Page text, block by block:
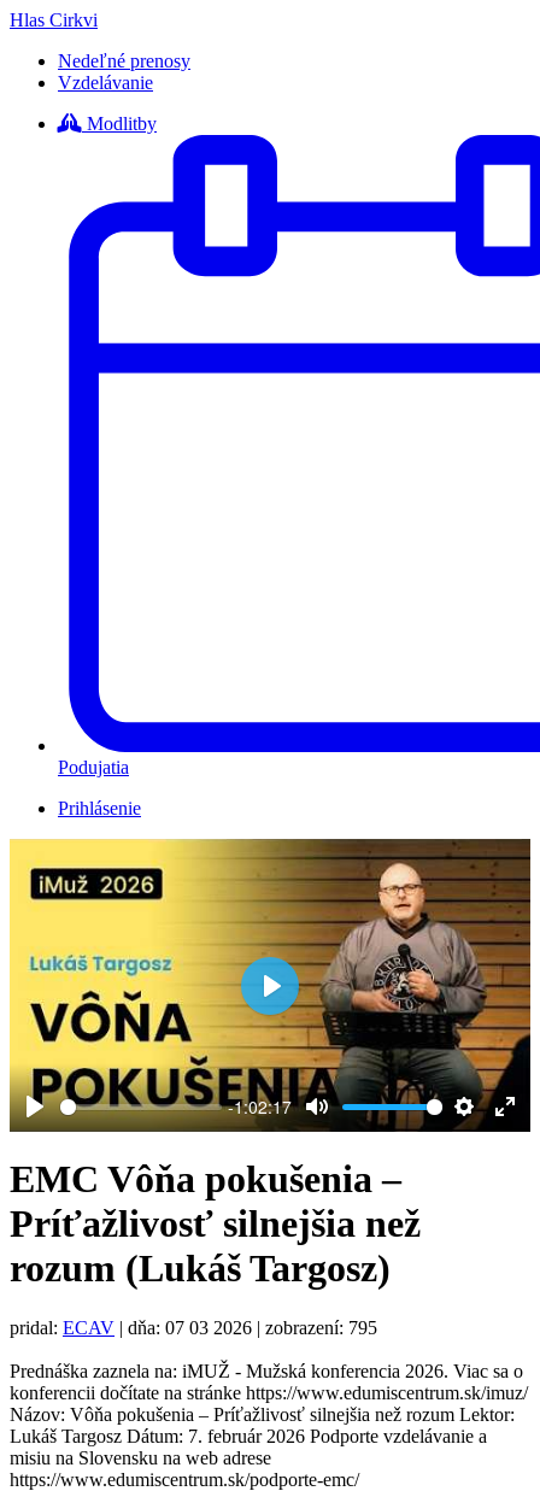
Hlas Cirkvi
Nedeľné prenosy
Vzdelávanie
Modlitby
Podujatia
Prihlásenie
Play
-1:02:17
Mute Settings
Play
EMC Vôňa pokušenia –
Príťažlivosť silnejšia než
rozum (Lukáš Targosz)
pridal: ECAV | dňa: 07 03 2026 | zobrazení: 795
Prednáška zaznela na: iMUŽ - Mužská konferencia 2026. Viac sa o
konferencii dočítate na stránke https://www.edumiscentrum.sk/imuz/
Názov: Vôňa pokušenia – Príťažlivosť silnejšia než rozum Lektor:
Lukáš Targosz Dátum: 7. február 2026 Podporte vzdelávanie a
misiu na Slovensku na web adrese
https://www.edumiscentrum.sk/podporte-emc/